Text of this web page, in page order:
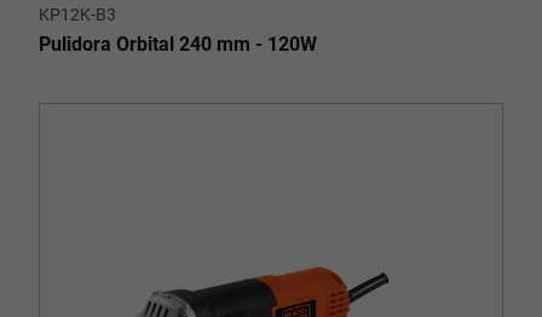
KP12K-B3
Pulidora Orbital 240 mm - 120W